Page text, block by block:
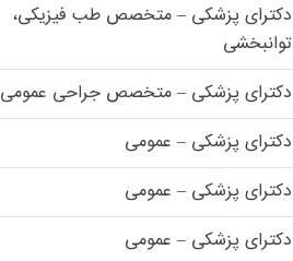
دکترای پزشکی – متخصص طب فیزیکی،
توانبخشی
دکترای پزشکی – متخصص جراحی عمومی
دکترای پزشکی – عمومی
دکترای پزشکی – عمومی
دکترای پزشکی – عمومی